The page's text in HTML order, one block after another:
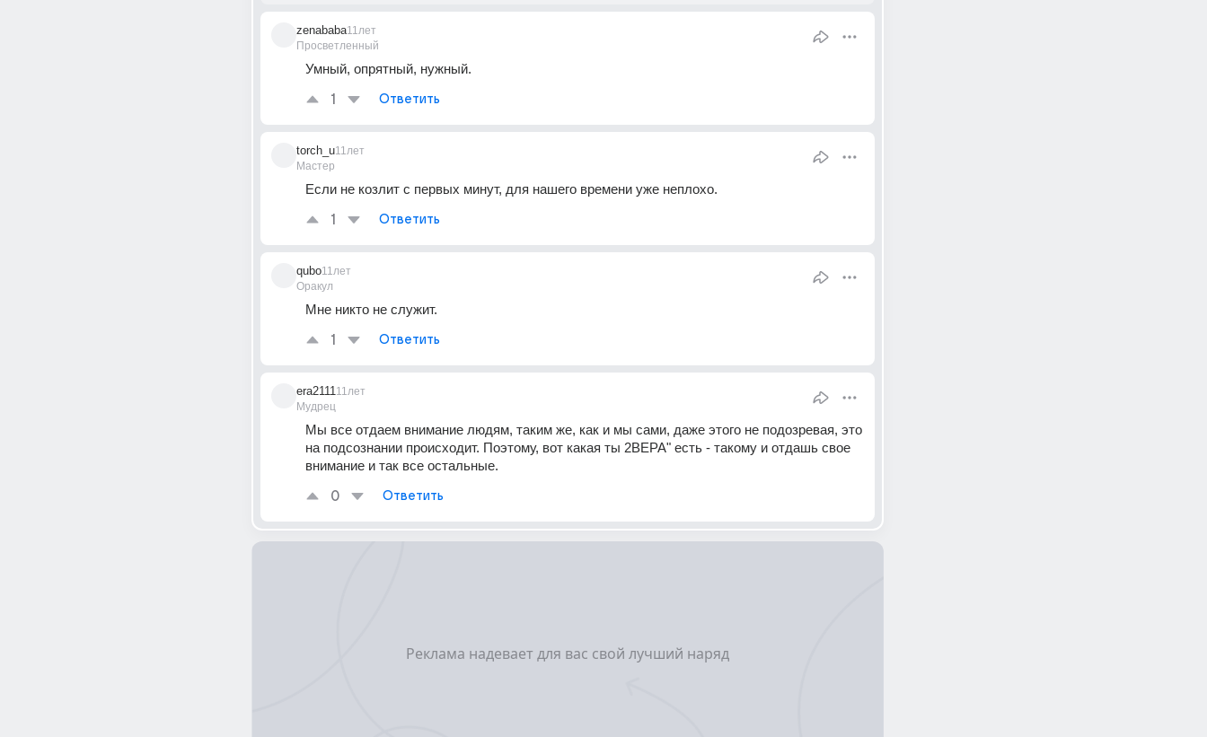
zenababa
Просветленный
11лет
Умный, опрятный, нужный.
1 Ответить
torch_u
Мастер
11лет
Если не козлит с первых минут, для нашего времени уже неплохо.
1 Ответить
qubo
Оракул
11лет
Мне никто не служит.
1 Ответить
era2111
Мудрец
11лет
Мы все отдаем внимание людям, таким же, как и мы сами, даже этого не подозревая, это
на подсознании происходит. Поэтому, вот какая ты 2ВЕРА" есть - такому и отдашь свое
внимание и так все остальные.
0 Ответить